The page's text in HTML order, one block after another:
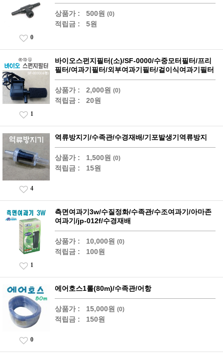
상품가 : 500원 (0)
적립금 : 5원
0
바이오스펀지필터(소)/SF-0000/수중모터필터/프리
필터/여과기필터/외부여과기필터/걸이식여과기필터
상품가 : 2,000원 (0)
적립금 : 20원
1
역류방지기/수족관/수경재배/기포발생기역류방지
상품가 : 1,500원 (0)
적립금 : 15원
4
측면여과기3w/수질정화/수족관/수조여과기/아마존
여과기/jp-012f/수경재배
상품가 : 10,000원 (0)
적립금 : 100원
1
에어호스1롤(80m)/수족관/어항
상품가 : 15,000원 (0)
적립금 : 150원
0